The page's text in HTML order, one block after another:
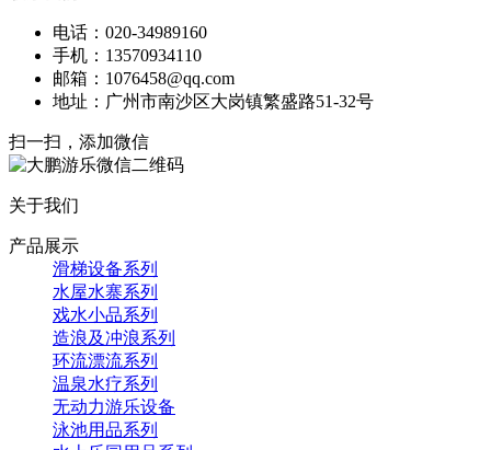
电话：020-34989160
手机：13570934110
邮箱：1076458@qq.com
地址：广州市南沙区大岗镇繁盛路51-32号
扫一扫，添加微信
关于我们
产品展示
滑梯设备系列
水屋水寨系列
戏水小品系列
造浪及冲浪系列
环流漂流系列
温泉水疗系列
无动力游乐设备
泳池用品系列